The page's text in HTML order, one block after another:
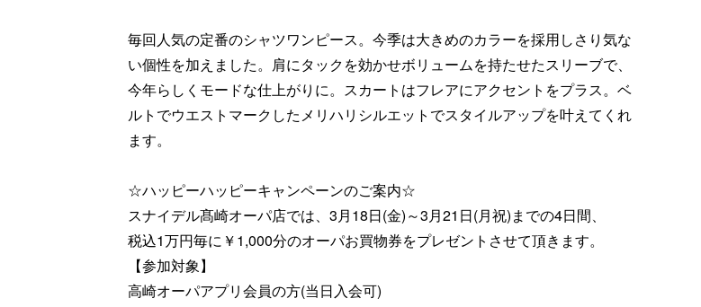
毎回人気の定番のシャツワンピース。今季は大きめのカラーを採用しさり気な
い個性を加えました。肩にタックを効かせボリュームを持たせたスリーブで、
今年らしくモードな仕上がりに。スカートはフレアにアクセントをプラス。ベ
ルトでウエストマークしたメリハリシルエットでスタイルアップを叶えてくれ
ます。
☆ハッピーハッピーキャンペーンのご案内☆
スナイデル髙崎オーパ店では、3月18日(金)～3月21日(月祝)までの4日間、
税込1万円毎に￥1,000分のオーパお買物券をプレゼントさせて頂きます。
【参加対象】
高崎オーパアプリ会員の方(当日入会可)